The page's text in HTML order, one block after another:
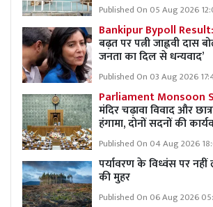
Published On 05 Aug 2026
Bankipur Bypoll Result:
बढ़त पर पत्नी जाह्नवी दास
जनता का दिल से धन्यवाद’
Published On 03 Aug 2026
Parliament Monsoon
मंदिर चढ़ावा विवाद और
हंगामा, दोनों सदनों की
Published On 04 Aug 2026
पर्यावरण के विध्वंस पर
की मुहर
Published On 06 Aug 2026